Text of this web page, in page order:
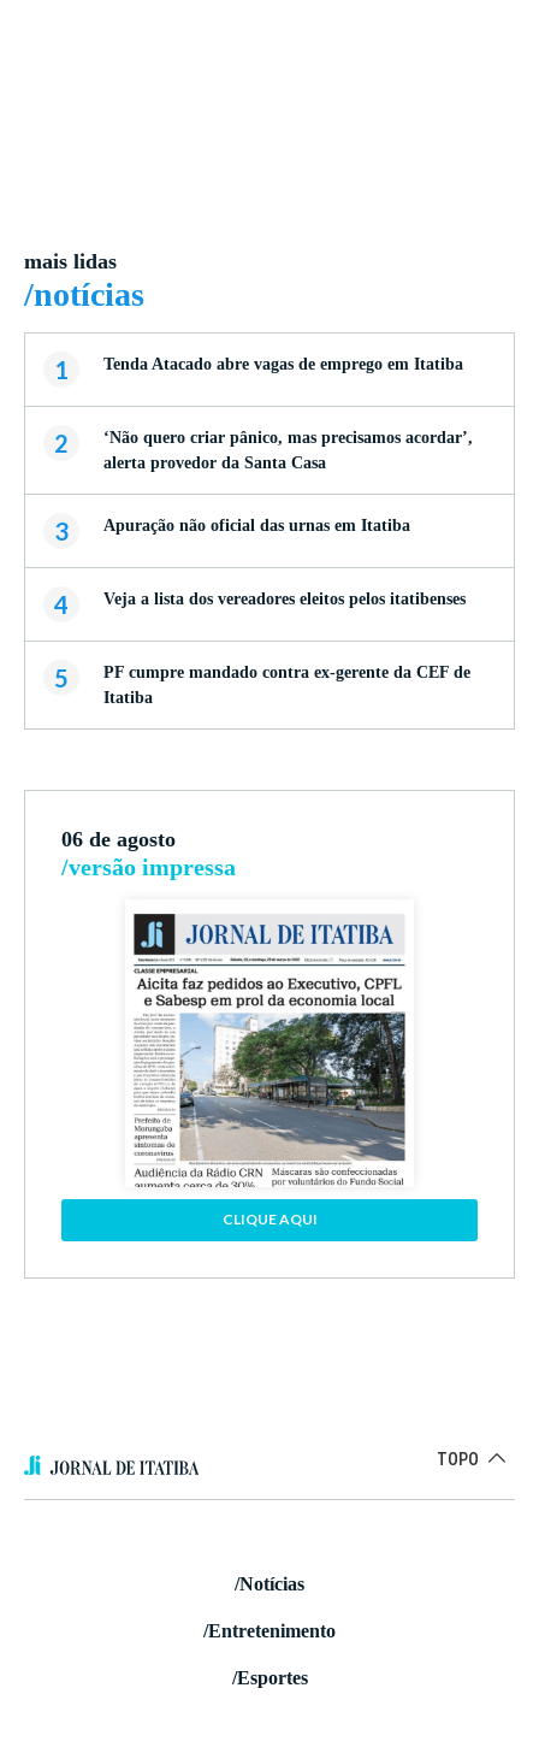
mais lidas
/notícias
1 Tenda Atacado abre vagas de emprego em Itatiba
2
‘Não quero criar pânico, mas precisamos acordar’,
alerta provedor da Santa Casa
3 Apuração não oficial das urnas em Itatiba
4 Veja a lista dos vereadores eleitos pelos itatibenses
5
PF cumpre mandado contra ex-gerente da CEF de
Itatiba
06 de agosto
/versão impressa
CLIQUE AQUI
TOPO
/Notícias
/Entretenimento
/Esportes